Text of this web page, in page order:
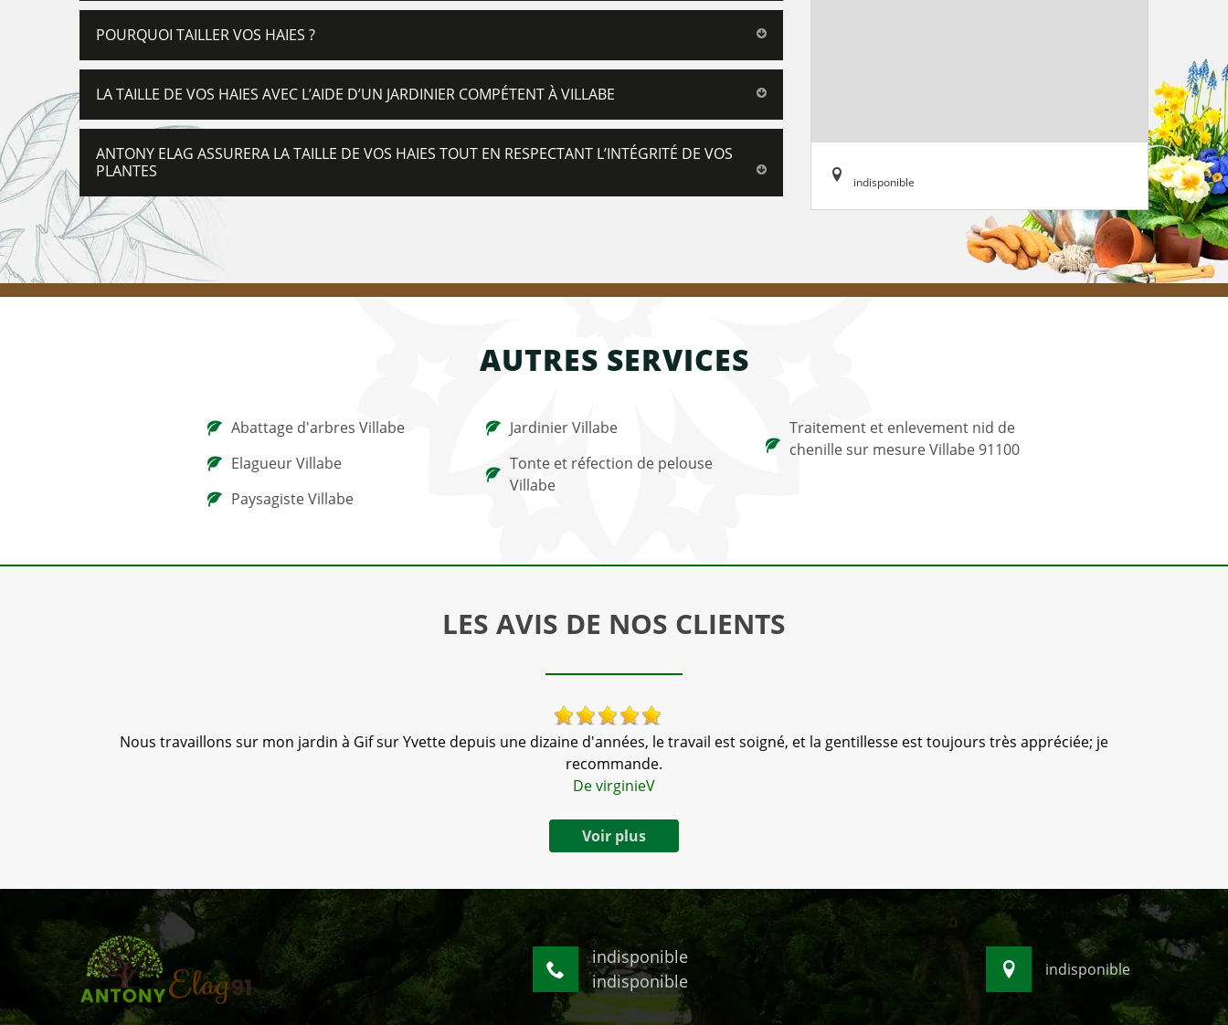
POURQUOI TAILLER VOS HAIES ?
LA TAILLE DE VOS HAIES AVEC L’AIDE D’UN JARDINIER COMPÉTENT À VILLABE
ANTONY ELAG ASSURERA LA TAILLE DE VOS HAIES TOUT EN RESPECTANT L’INTÉGRITÉ DE VOS
PLANTES
indisponible
AUTRES SERVICES
Abattage d'arbres Villabe
Elagueur Villabe
Paysagiste Villabe
Jardinier Villabe
Tonte et réfection de pelouse
Villabe
Traitement et enlevement nid de
chenille sur mesure Villabe 91100
LES AVIS DE NOS CLIENTS
Nous travaillons sur mon jardin à Gif sur Yvette depuis une dizaine d'années, le travail est soigné, et la gentillesse est toujours très appréciée; je
recommande.
De virginieV
Voir plus
indisponible
indisponible
indisponible